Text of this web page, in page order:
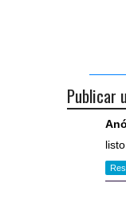
Publicar